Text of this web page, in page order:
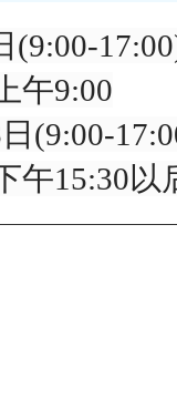
(9:00-
午9:00
(9:00-
午15:30以